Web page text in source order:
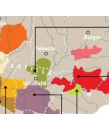
musicales
del Pino 2026